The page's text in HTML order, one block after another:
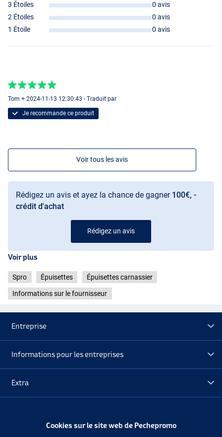
3 Étoiles
0 avis
2 Étoiles
0 avis
1 Étoile
0 avis
Tom + 2024-11-13 12:30:43 - Traduit par
Je recommande ce produit
Voir tous les avis
Rédigez un avis et ayez la chance de gagner 100€, -
crédit d'achat
Rédigez un avis
Voir plus
Spro Épuisettes Épuisettes carnassier
Informations sur le fournisseur
Entreprise
Informations pour les entreprises
Extra
Cookies sur le site web de Pechepromo